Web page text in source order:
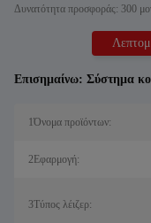
Δυνατότητα προσφοράς: 300
Επισημαίνω: Σύστημα
1Όνομα προϊόντων:
2Εφαρμογή:
3Τύπος λέιζερ: